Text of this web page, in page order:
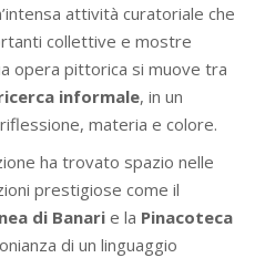
attività curatoriale che
collettive e mostre
opera pittorica si muove tra
informale, in un
materia e colore.
ha trovato spazio nelle
prestigiose come il
di Banari e la Pinacoteca
di un linguaggio